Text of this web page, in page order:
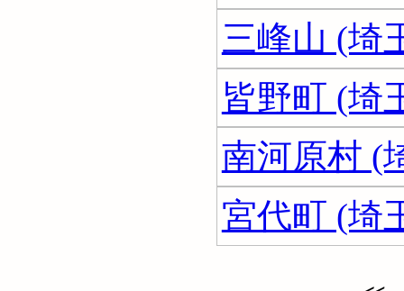
三峰山 (埼
皆野町 (埼
南河原村 (
宮代町 (埼